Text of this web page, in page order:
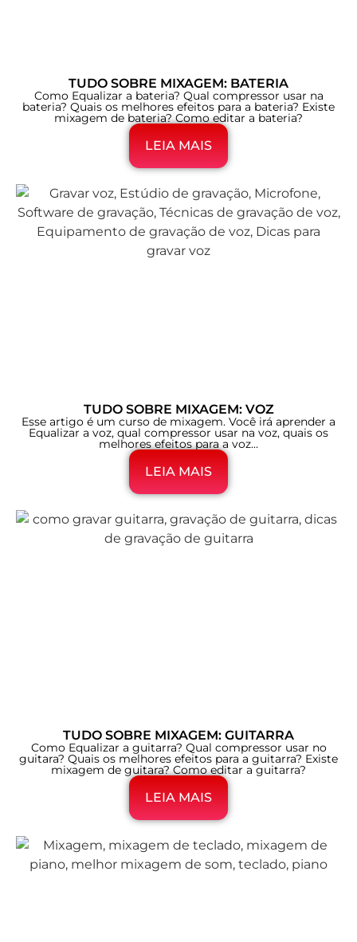
TUDO SOBRE MIXAGEM: BATERIA
Como Equalizar a bateria? Qual compressor usar na
bateria? Quais os melhores efeitos para a bateria? Existe
mixagem de bateria? Como editar a bateria?
LEIA MAIS
TUDO SOBRE MIXAGEM: VOZ
Esse artigo é um curso de mixagem. Você irá aprender a
Equalizar a voz, qual compressor usar na voz, quais os
melhores efeitos para a voz...
LEIA MAIS
TUDO SOBRE MIXAGEM: GUITARRA
Como Equalizar a guitarra? Qual compressor usar no
guitara? Quais os melhores efeitos para a guitarra? Existe
mixagem de guitara? Como editar a guitarra?
LEIA MAIS